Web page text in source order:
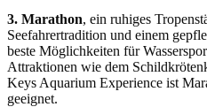
3. Marathon, ein ruhiges
Seefahrertradition und einem
beste Möglichkeiten für
Attraktionen wie dem
Keys Aquarium Experience ist
geeignet.